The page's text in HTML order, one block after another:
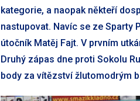
kategorie, a naopak někteří
nastupovat. Navíc se ze Sparty
útočník Matěj Fajt. V prvním
Druhý zápas dne proti Sokolu
body za vítězství žlutomodrým